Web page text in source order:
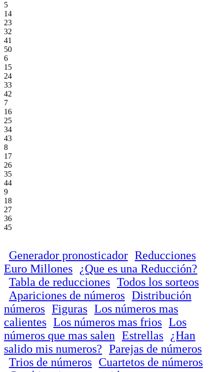
5
14
23
32
41
50
6
15
24
33
42
7
16
25
34
43
8
17
26
35
44
9
18
27
36
45
Generador pronosticador Reducciones
Euro Millones
¿Que es una Reducción?
Tabla de reducciones Todos los sorteos
Apariciones de números Distribución
números Figuras Los números mas
calientes Los números mas frios Los
números que mas salen Estrellas
¿Han
salido mis numeros? Parejas de números
Trios de números Cuartetos de números